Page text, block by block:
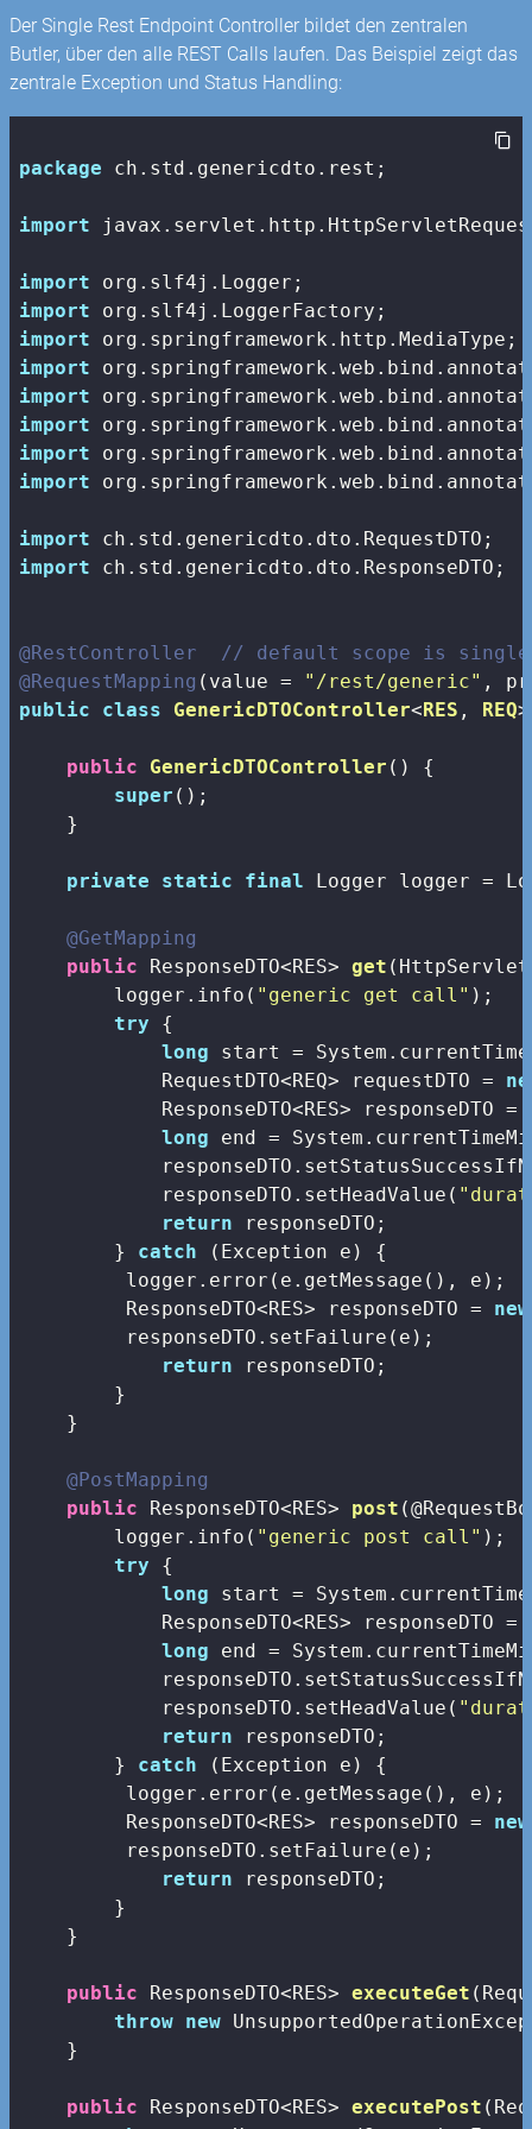
Der Single Rest Endpoint Controller bildet den zentralen
Butler, über den alle REST Calls laufen. Das Beispiel zeigt das
zentrale Exception und Status Handling:
package ch.std.genericdto.rest;
import
import
import
import
import
import
import
import
import
import
import ch.std.genericdto.dto.ResponseDTO;
@RestController
// default scope is
@RequestMapping (value = "/rest/generic"
public
class GenericDTOController<RES , REQ
public GenericDTOController ()
{
super ();
    }
private static final Logger logger =
@GetMapping
public ResponseDTO<RES> get
        logger.info(
"generic get call" );
try {
long start =
            RequestDTO<REQ> requestDTO =
ResponseDTO<RES> responseDTO =
long end =
            responseDTO.setHeadValue(
return responseDTO;
        }
catch (Exception e) {
         logger.error(e.getMessage(), e);
         ResponseDTO<RES> responseDTO =
new
         responseDTO.setFailure(e);
return responseDTO;
        }
    }
@PostMapping
public ResponseDTO<RES> post
        logger.info(
"generic post call" );
try {
long start =
ResponseDTO<RES> responseDTO =
long end =
            responseDTO.setHeadValue(
return responseDTO;
        }
catch (Exception e) {
         logger.error(e.getMessage(), e);
         ResponseDTO<RES> responseDTO =
new
         responseDTO.setFailure(e);
return responseDTO;
        }
    }
public ResponseDTO<RES> executeGet
throw new
    }
public ResponseDTO<RES> executePost